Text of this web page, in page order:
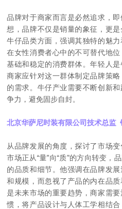
品牌对于商家而言是必然追求，
想，品牌不仅是销量的象征，更
牛仔品类方面，强调其独特的魅
在女性消费者心中的不可替代地
基础和稳定的消费群体。年轻人
商家应针对这一群体制定品牌策
的需求。牛仔产业需要不断创新
争力，避免固步自封。
北京华萨尼时装有限公司技术总监
从品牌发展的角度，探讨了市场
市场正从“量”向“质”的方向转变，
的品质和细节。他强调在品牌发
和规模，而忽视了产品的内在品
是未来市场的重要趋势，商家需
惯，将产品设计与人体工学相结